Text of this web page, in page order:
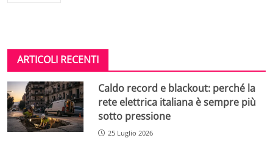
ARTICOLI RECENTI
Caldo record e blackout: perché la
rete elettrica italiana è sempre più
sotto pressione
25 Luglio 2026